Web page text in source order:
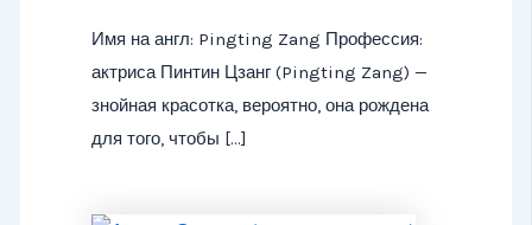
Имя на англ: Pingting Zang Профессия:
актриса Пинтин Цзанг (Pingting Zang) —
знойная красотка, вероятно, она рождена
для того, чтобы […]